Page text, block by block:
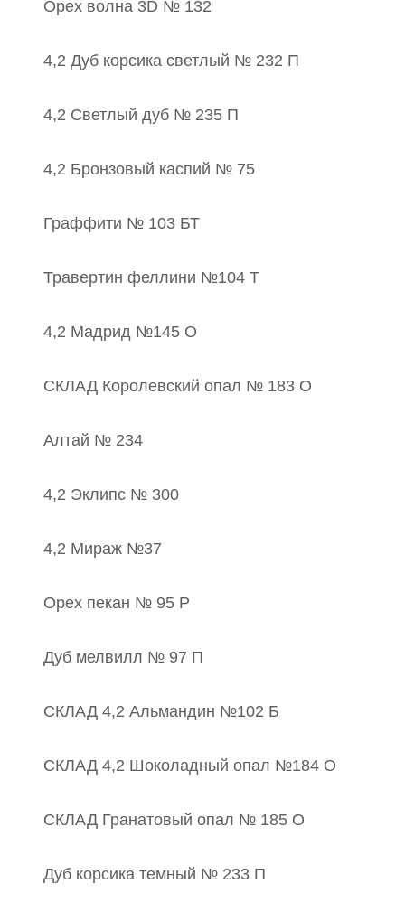
Орех волна 3D № 132
4,2 Дуб корсика светлый № 232 П
4,2 Светлый дуб № 235 П
4,2 Бронзовый каспий № 75
Граффити № 103 БТ
Травертин феллини №104 Т
4,2 Мадрид №145 О
СКЛАД Королевский опал № 183 О
Алтай № 234
4,2 Эклипс № 300
4,2 Мираж №37
Орех пекан № 95 Р
Дуб мелвилл № 97 П
СКЛАД 4,2 Альмандин №102 Б
СКЛАД 4,2 Шоколадный опал №184 О
СКЛАД Гранатовый опал № 185 О
Дуб корсика темный № 233 П